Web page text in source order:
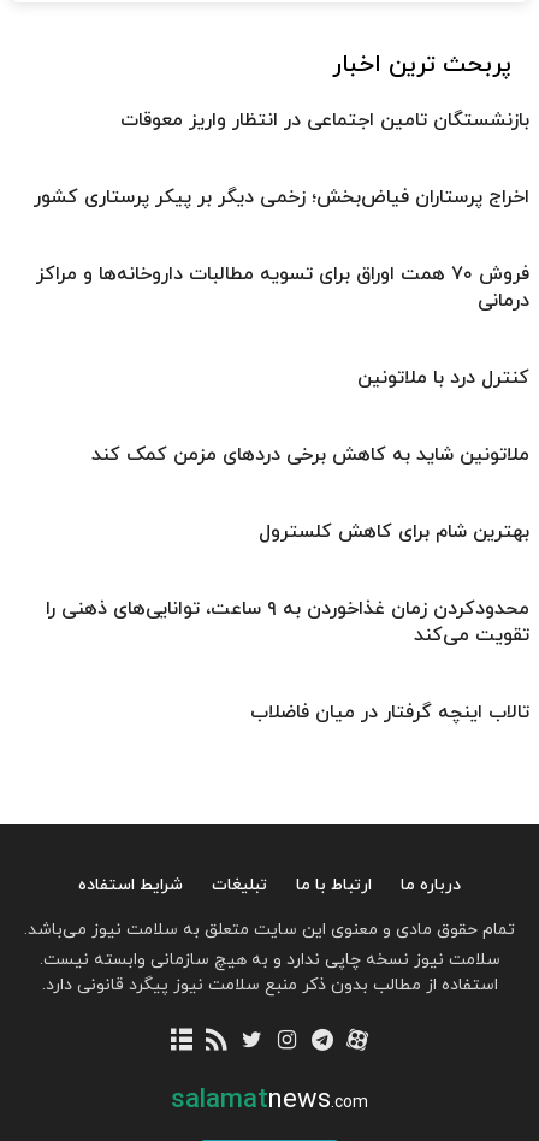
پربحث ترین اخبار
بازنشستگان تامین اجتماعی در انتظار واریز معوقات
اخراج پرستاران فیاض‌بخش؛ زخمی دیگر بر پیکر پرستاری کشور
فروش ۷۰ همت اوراق برای تسویه مطالبات داروخانه‌ها و مراکز
درمانی
کنترل درد با ملاتونین
ملاتونین شاید به کاهش برخی دردهای مزمن کمک کند
بهترین شام برای کاهش کلسترول
محدودکردن زمان غذاخوردن به ۹ ساعت، توانایی‌های ذهنی را
تقویت می‌کند
تالاب اینچه گرفتار در میان فاضلاب
درباره ما ارتباط با ما تبلیغات
شرایط استفاده
تمام حقوق مادی و معنوی این سایت متعلق به سلامت نیوز می‌باشد.
سلامت نیوز نسخه چاپی ندارد و به هیچ سازمانی وابسته نیست.
استفاده از مطالب بدون ذکر منبع سلامت نیوز پیگرد قانونی دارد.
salamatnews.com